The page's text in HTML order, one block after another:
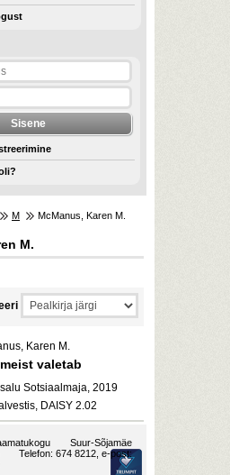
M McManus, Karen M.
M.
Karen M.
valetab
Sotsiaalmaja, 2019
DAISY 2.02
Suur-Sõjamäe
Telefon: 674 8212, e-post: